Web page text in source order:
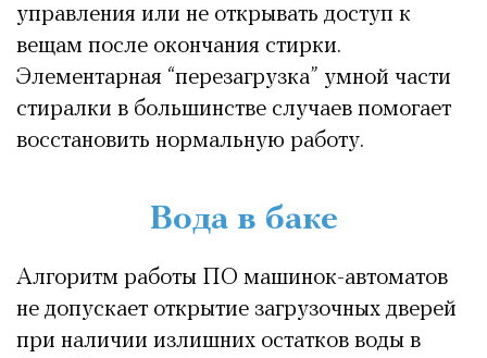
управления или не открывать доступ к
вещам после окончания стирки.
Элементарная “перезагрузка” умной части
стиралки в большинстве случаев помогает
восстановить нормальную работу.
Вода в баке
Алгоритм работы ПО машинок-автоматов
не допускает открытие загрузочных дверей
при наличии излишних остатков воды в